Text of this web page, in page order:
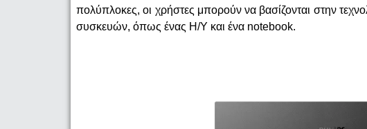
πολύπλοκες, οι χρήστες μπορούν να βασίζονται στην
συσκευών, όπως ένας Η/Υ και ένα notebook.